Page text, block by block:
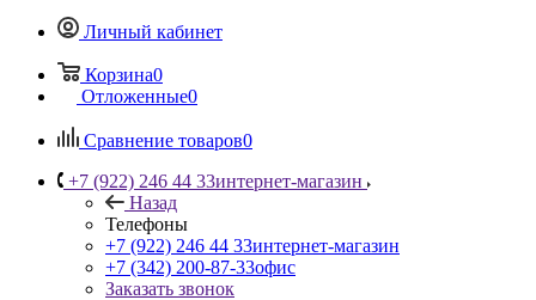
Личный кабинет
Корзина0
Отложенные0
Сравнение товаров0
+7 (922) 246 44 33интернет-магазин
Назад
Телефоны
+7 (922) 246 44 33интернет-магазин
+7 (342) 200-87-33офис
Заказать звонок